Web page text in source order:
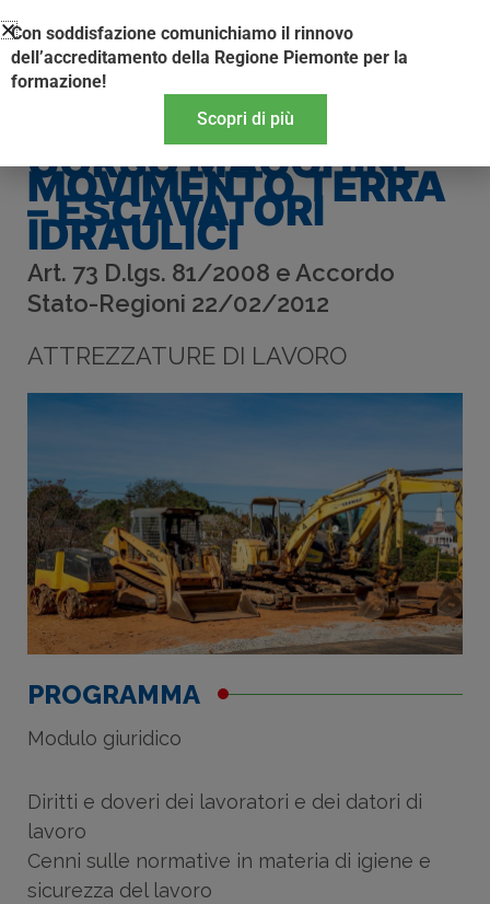
al
contenuto
CORSO MACCHINE
MOVIMENTO TERRA
– ESCAVATORI
IDRAULICI
Art. 73 D.lgs. 81/2008 e Accordo
Stato-Regioni 22/02/2012
ATTREZZATURE DI LAVORO
PROGRAMMA
Modulo giuridico
Diritti e doveri dei lavoratori e dei datori di
lavoro
Cenni sulle normative in materia di igiene e
sicurezza del lavoro
Con soddisfazione comunichiamo il rinnovo
dell’accreditamento della Regione Piemonte per la
formazione!
Scopri di più